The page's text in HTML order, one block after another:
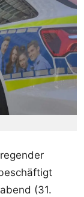
(31.